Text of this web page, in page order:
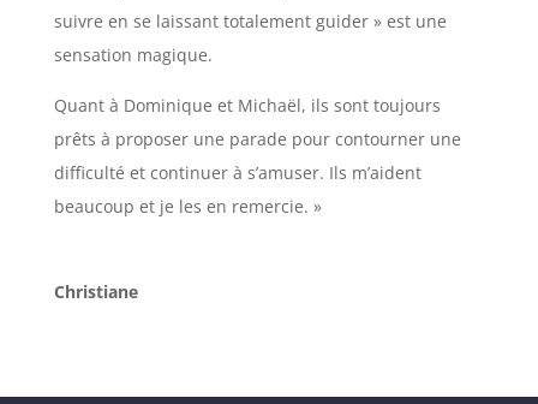
suivre en se laissant totalement guider » est une
sensation magique.
Quant à Dominique et Michaël, ils sont toujours
prêts à proposer une parade pour contourner une
difficulté et continuer à s’amuser. Ils m’aident
beaucoup et je les en remercie. »
Christiane